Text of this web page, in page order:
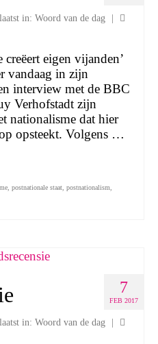
in: Woord van de dag
|
eigen vijanden’
vandaag in zijn
interview met de BBC
Verhofstadt zijn
nationalisme dat hier
opsteekt. Volgens …
postnationale staat postnationalism
7
FEB 2017
in: Woord van de dag